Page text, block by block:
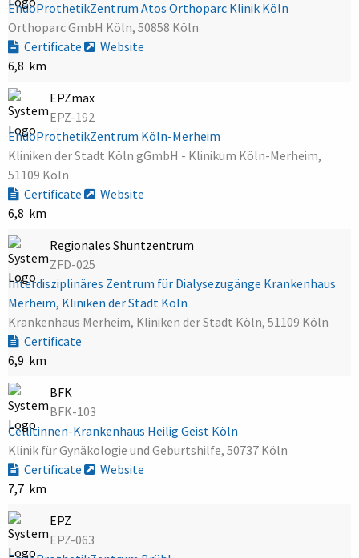
EndoProthetikZentrum Atos Orthoparc Klinik Köln
Orthoparc GmbH Köln, 50858 Köln
Certificate
Website
6,8 km
EPZmax
EPZ-192
EndoProthetikZentrum Köln-Merheim
Kliniken der Stadt Köln gGmbH - Klinikum Köln-Merheim,
51109 Köln
Certificate
Website
6,8 km
Regionales Shuntzentrum
ZFD-025
Interdisziplinäres Zentrum für Dialysezugänge Krankenhaus
Merheim, Kliniken der Stadt Köln
Krankenhaus Merheim, Kliniken der Stadt Köln, 51109 Köln
Certificate
6,9 km
BFK
BFK-103
Cellitinnen-Krankenhaus Heilig Geist Köln
Klinik für Gynäkologie und Geburtshilfe, 50737 Köln
Certificate
Website
7,7 km
EPZ
EPZ-063